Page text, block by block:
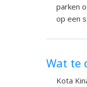
parken
op een
Wat te
Kota